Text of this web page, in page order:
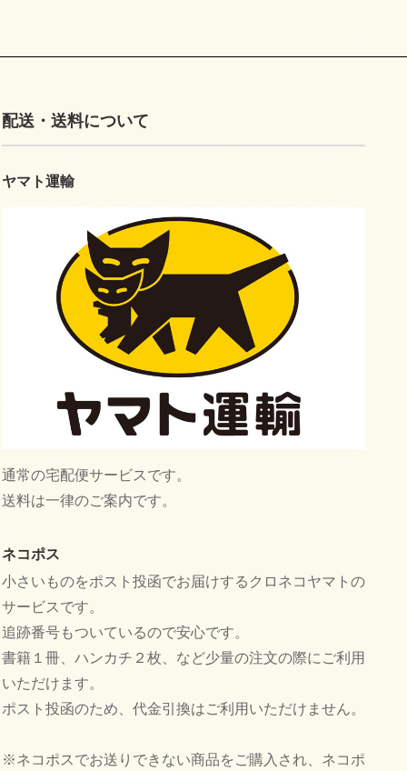
配送・送料について
ヤマト運輸
通常の宅配便サービスです。
送料は一律のご案内です。
ネコポス
小さいものをポスト投函でお届けするクロネコヤマトの
サービスです。
追跡番号もついているので安心です。
書籍１冊、ハンカチ２枚、など少量の注文の際にご利用
いただけます。
ポスト投函のため、代金引換はご利用いただけません。
※ネコポスでお送りできない商品をご購入され、ネコポ